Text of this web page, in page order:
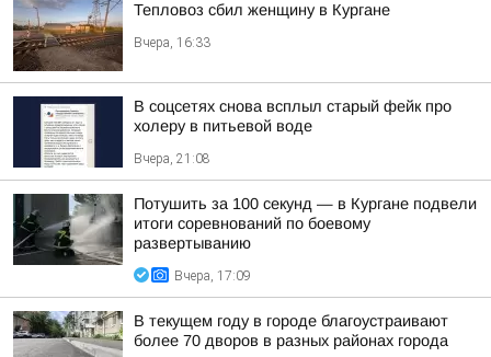
Тепловоз сбил женщину в Кургане
Вчера, 16:33
В соцсетях снова всплыл старый фейк про
холеру в питьевой воде
Вчера, 21:08
Потушить за 100 секунд — в Кургане подвели
итоги соревнований по боевому
развертыванию
Вчера, 17:09
В текущем году в городе благоустраивают
более 70 дворов в разных районах города